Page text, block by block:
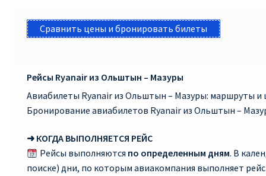
Сравнить цены и бронировать билеты
Рейсы Ryanair из Ольштын – Мазуры
Авиабилеты Ryanair из Ольштын – Мазуры: маршруты и
Бронирование авиабилетов Ryanair из Ольштын –
➜ КОГДА ВЫПОЛНЯЕТСЯ РЕЙС
Рейсы выполняются по определенным дням. В
поиске) дни, по которым авиакомпания выполняет